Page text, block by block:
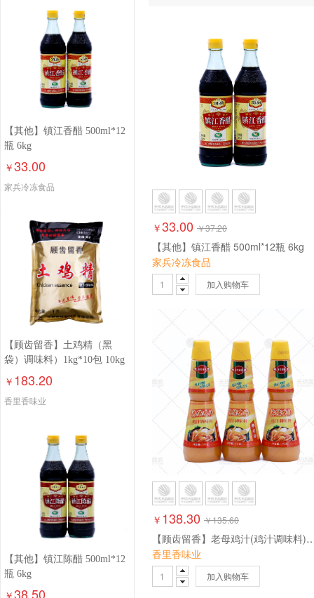
满特
太太乐
香润浓风
三森
【其他】镇江香醋 500ml*12
瓶 6kg
￥33.00
家兵冷冻食品
【顾齿留香】土鸡精（黑
袋）调味料）1kg*10包 10kg
￥ 183.20
香里香味业
【其他】镇江陈醋 500ml*12
瓶 6kg
￥38.50
￥33.00 ￥37.20
【其他】镇江香醋 500ml*12瓶 6kg
家兵冷冻食品
加入购物车
￥ 138.30 ￥135.60
【顾齿留香】老母鸡汁
香里香味业
加入购物车